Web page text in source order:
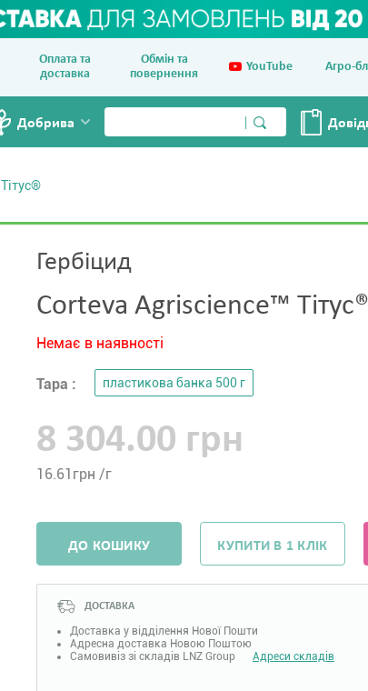
Оплата та
доставка
Обмін та
повернення
YouTube Агро-
Добрива
Тітус®
Гербіцид
Corteva Agriscience™ Тітус®
Немає в наявності
Тара : пластикова банка 500 г
8 304.00 грн
16.61 грн /г
ДО КОШИКУ КУПИТИ В 1 КЛІК
ДОСТАВКА
Доставка у відділення Нової Пошти
Адресна доставка Новою Поштою
Самовивіз зі складів LNZ Group
Адреси складів